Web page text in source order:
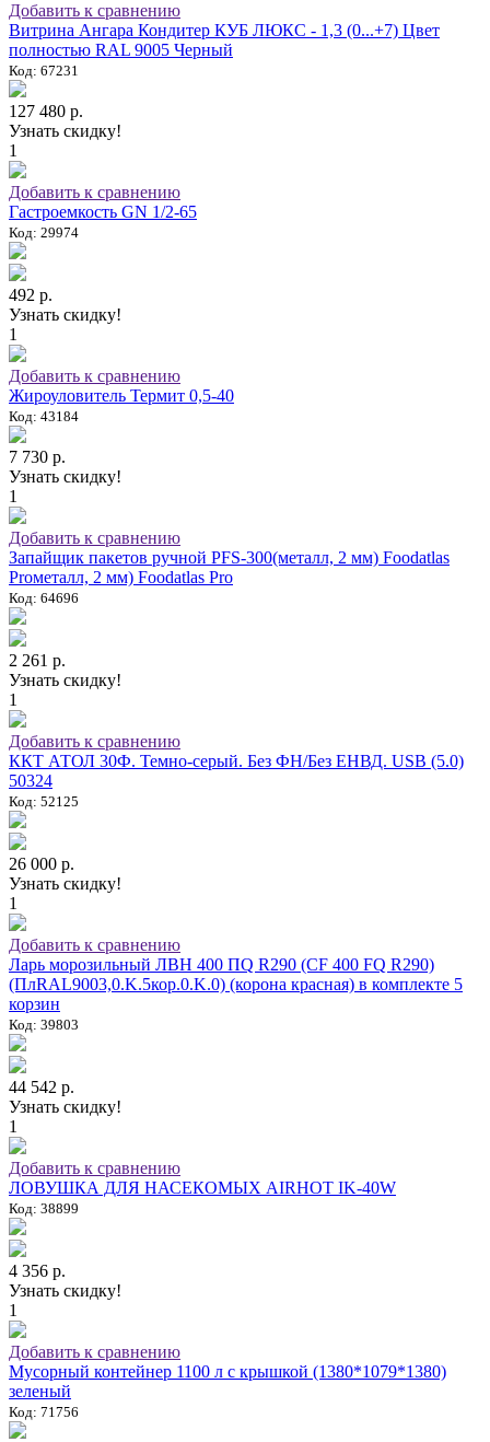
Добавить к сравнению
Витрина Ангара Кондитер КУБ ЛЮКС - 1,3 (0...+7) Цвет
полностью RAL 9005 Черный
Код: 67231
127 480 р.
Узнать скидку!
1
Добавить к сравнению
Гастроемкость GN 1/2-65
Код: 29974
492 р.
Узнать скидку!
1
Добавить к сравнению
Жироуловитель Термит 0,5-40
Код: 43184
7 730 р.
Узнать скидку!
1
Добавить к сравнению
Запайщик пакетов ручной PFS-300(металл, 2 мм) Foodatlas
Proметалл, 2 мм) Foodatlas Pro
Код: 64696
2 261 р.
Узнать скидку!
1
Добавить к сравнению
ККТ АТОЛ 30Ф. Темно-серый. Без ФН/Без ЕНВД. USB (5.0)
50324
Код: 52125
26 000 р.
Узнать скидку!
1
Добавить к сравнению
Ларь морозильный ЛВН 400 ПQ R290 (СF 400 FQ R290)
(ПлRAL9003,0.K.5кор.0.K.0) (корона красная) в комплекте 5
корзин
Код: 39803
44 542 р.
Узнать скидку!
1
Добавить к сравнению
ЛОВУШКА ДЛЯ НАСЕКОМЫХ AIRHOT IK-40W
Код: 38899
4 356 р.
Узнать скидку!
1
Добавить к сравнению
Мусорный контейнер 1100 л с крышкой (1380*1079*1380)
зеленый
Код: 71756